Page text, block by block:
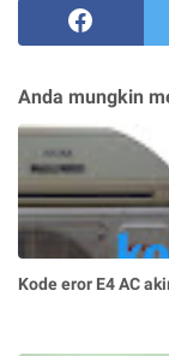
Anda mungkin
Kode eror E4 AC